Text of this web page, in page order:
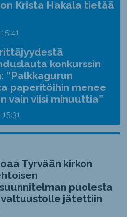
Krista Hakala tietää
15:41
konkurssin
”Palkkagurun
paperitöihin menee
vain viisi minuuttia”
15:31
Tyrvään kirkon
puolesta
jätettiin